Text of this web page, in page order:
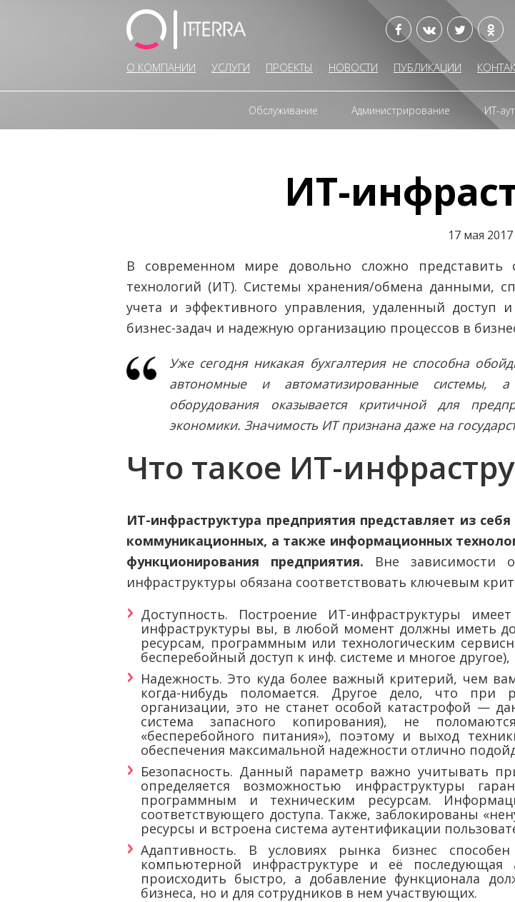
О КОМПАНИИ УСЛУГИ ПРОЕКТЫ НОВОСТИ ПУБЛИКАЦИИ
Обслуживание Администрирование ИТ-
ИТ-
17 мая 2017
В современном мире довольно сложно представить
технологий (ИТ). Системы хранения/обмена данными,
учета и эффективного управления, удаленный
бизнес-задач и надежную организацию процессов в
Уже сегодня никакая бухгалтерия не способна
автономные и автоматизированные системы, а
оборудования оказывается критичной для
экономики. Значимость ИТ признана даже на
Что такое ИТ-
ИТ-инфраструктура предприятия представляет из
коммуникационных, а также информационных
функционирования предприятия. Вне зависимости
инфраструктуры обязана соответствовать ключевым
Доступность. Построение ИТ-инфраструктуры
инфраструктуры вы, в любой момент должны иметь
ресурсам, программным или технологическим
бесперебойный доступ к инф. системе и многое
Надежность. Это куда более важный критерий, чем
когда-нибудь поломается. Другое дело, что при
организации, это не станет особой катастрофой —
система запасного копирования), не
«бесперебойного питания»), поэтому и выход
обеспечения максимальной надежности отлично
Безопасность. Данный параметр важно учитывать
определяется возможностью инфраструктуры
программным и техническим ресурсам.
соответствующего доступа. Также, заблокированы
ресурсы и встроена система аутентификации
Адаптивность. В условиях рынка бизнес
компьютерной инфраструктуре и её последующая
происходить быстро, а добавление функционала
бизнеса, но и для сотрудников в нем участвующих.